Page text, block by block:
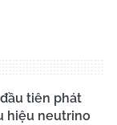
tiên phát
hiệu neutrino